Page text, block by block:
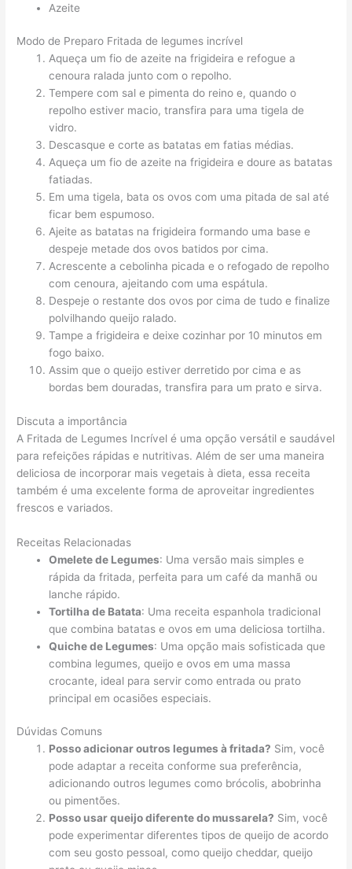
Azeite
Modo de Preparo Fritada de legumes incrível
Aqueça um fio de azeite na frigideira e refogue a
cenoura ralada junto com o repolho.
Tempere com sal e pimenta do reino e, quando o
repolho estiver macio, transfira para uma tigela de
vidro.
Descasque e corte as batatas em fatias médias.
Aqueça um fio de azeite na frigideira e doure as batatas
fatiadas.
Em uma tigela, bata os ovos com uma pitada de sal até
ficar bem espumoso.
Ajeite as batatas na frigideira formando uma base e
despeje metade dos ovos batidos por cima.
Acrescente a cebolinha picada e o refogado de repolho
com cenoura, ajeitando com uma espátula.
Despeje o restante dos ovos por cima de tudo e finalize
polvilhando queijo ralado.
Tampe a frigideira e deixe cozinhar por 10 minutos em
fogo baixo.
Assim que o queijo estiver derretido por cima e as
bordas bem douradas, transfira para um prato e sirva.
Discuta a importância
A Fritada de Legumes Incrível é uma opção versátil e saudável
para refeições rápidas e nutritivas. Além de ser uma maneira
deliciosa de incorporar mais vegetais à dieta, essa receita
também é uma excelente forma de aproveitar ingredientes
frescos e variados.
Receitas Relacionadas
Omelete de Legumes: Uma versão mais simples e
rápida da fritada, perfeita para um café da manhã ou
lanche rápido.
Tortilha de Batata: Uma receita espanhola tradicional
que combina batatas e ovos em uma deliciosa tortilha.
Quiche de Legumes: Uma opção mais sofisticada que
combina legumes, queijo e ovos em uma massa
crocante, ideal para servir como entrada ou prato
principal em ocasiões especiais.
Dúvidas Comuns
Posso adicionar outros legumes à fritada? Sim, você
pode adaptar a receita conforme sua preferência,
adicionando outros legumes como brócolis, abobrinha
ou pimentões.
Posso usar queijo diferente do mussarela? Sim, você
pode experimentar diferentes tipos de queijo de acordo
com seu gosto pessoal, como queijo cheddar, queijo